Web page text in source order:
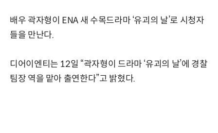
배우 곽자형이 ENA 새 수목드라마 ‘유괴의 날’로 시청자
들을 만난다.
디어이엔티는 12일 “곽자형이 드라마 ‘유괴의 날’에 경찰
팀장 역을 맡아 출연한다”고 밝혔다.